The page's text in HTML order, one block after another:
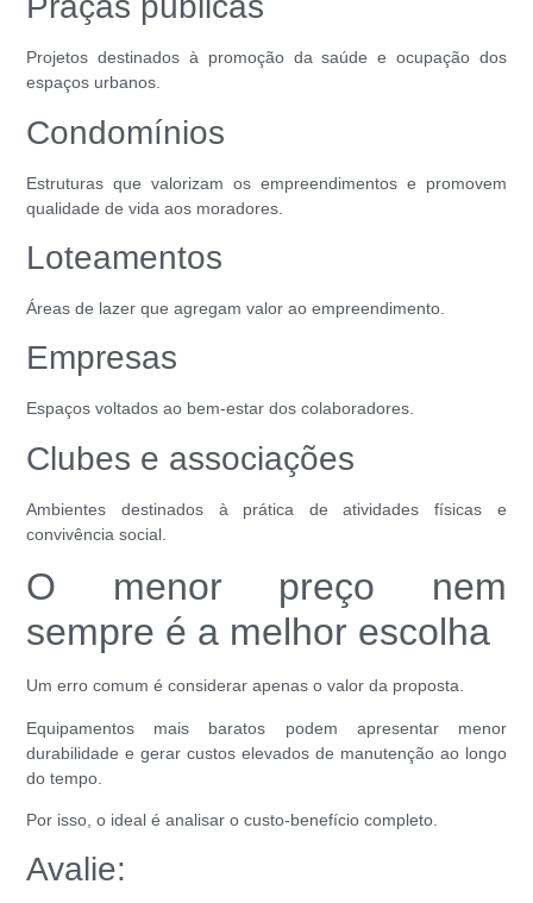
Projetos destinados à promoção da saúde e ocupação dos
espaços urbanos.
Condomínios
Estruturas que valorizam os empreendimentos e promovem
qualidade de vida aos moradores.
Loteamentos
Áreas de lazer que agregam valor ao empreendimento.
Empresas
Espaços voltados ao bem-estar dos colaboradores.
Clubes e associações
Ambientes destinados à prática de atividades físicas e
convivência social.
O menor preço nem
sempre é a melhor escolha
Um erro comum é considerar apenas o valor da proposta.
Equipamentos mais baratos podem apresentar menor
durabilidade e gerar custos elevados de manutenção ao longo
do tempo.
Por isso, o ideal é analisar o custo-benefício completo.
Avalie: